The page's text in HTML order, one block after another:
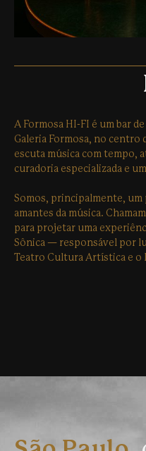
A Formosa HI-FI é um bar
Galeria Formosa, no centro
escuta música com tempo,
curadoria especializada e
Somos, principalmente,
amantes da música.
para projetar uma
Sônica — responsável por
Teatro Cultura Artística e o